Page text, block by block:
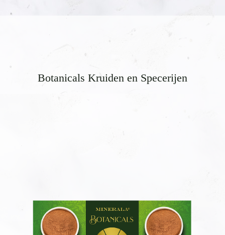
Botanicals Kruiden en Specerijen